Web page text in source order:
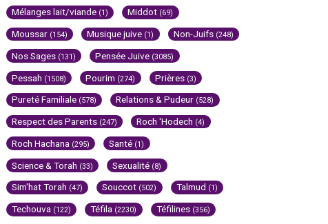
Mélanges lait/viande (1) Middot (69)
Moussar (154) Musique juive (1) Non-Juifs (248)
Nos Sages (131) Pensée Juive (3085)
Pessah (1508) Pourim (274) Prières (3)
Pureté Familiale (578) Relations & Pudeur (528)
Respect des Parents (247) Roch 'Hodech (4)
Roch Hachana (295) Santé (1)
Science & Torah (33) Sexualité (8)
Sim'hat Torah (47) Souccot (502) Talmud (1)
Techouva (122) Téfila (2230) Téfilines (356)